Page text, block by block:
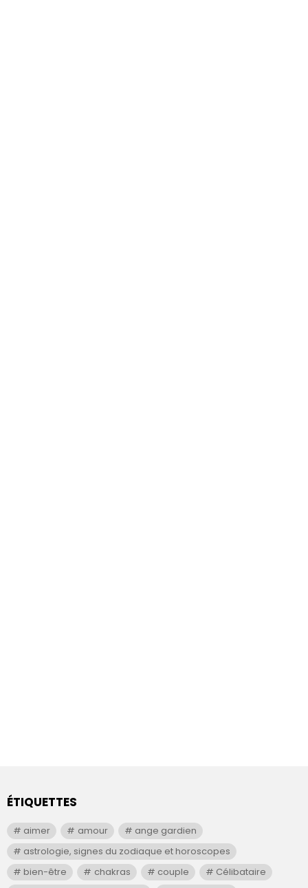
ÉTIQUETTES
aimer amour
ange gardien
astrologie, signes du zodiaque et horoscopes
bien-être
chakras couple
Célibataire